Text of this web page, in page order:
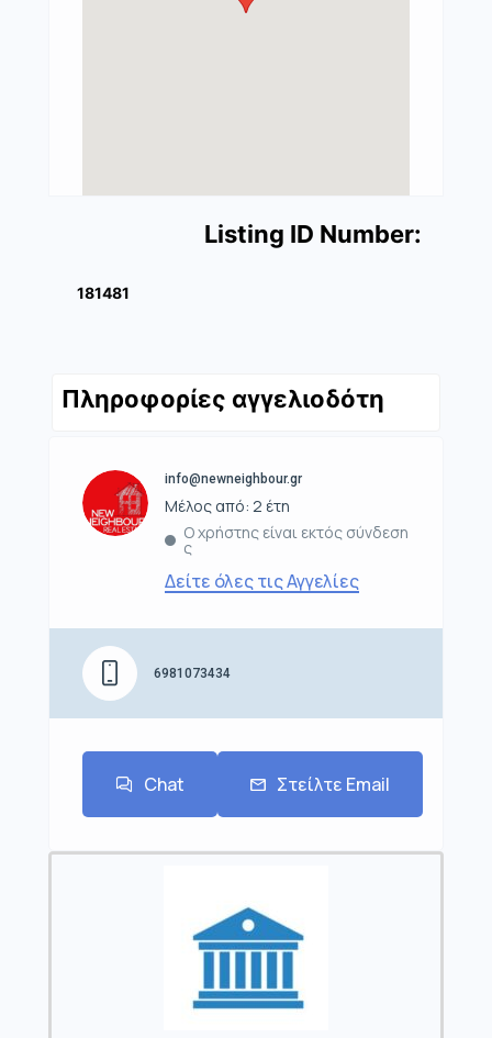
Listing ID Number:
181481
Πληροφορίες αγγελιοδότη
info@newneighbour.gr
Μέλος από: 2 έτη
Ο χρήστης είναι εκτός σύνδεση
ς
Δείτε όλες τις Αγγελίες
6981073434
Chat Στείλτε Email